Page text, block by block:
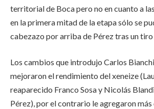
territorial de Boca pero no en cuanto a
en la primera mitad de la etapa sólo se
cabezazo por arriba de Pérez tras un
Los cambios que introdujo Carlos
mejoraron el rendimiento del xeneize
reaparecido Franco Sosa y Nicolás
Pérez), por el contrario le agregaron